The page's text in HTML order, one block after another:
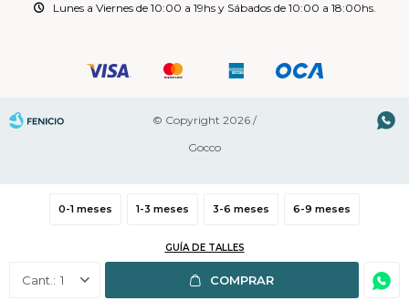
0-1 meses 1-3 meses 3-6 meses 6-9 meses
GUÍA DE TALLES
1 COMPRAR
Lunes a Viernes de 10:00 a 19hs y Sábados de 10:00 a 18:00hs.
© Copyright 2026 /
Gocco
